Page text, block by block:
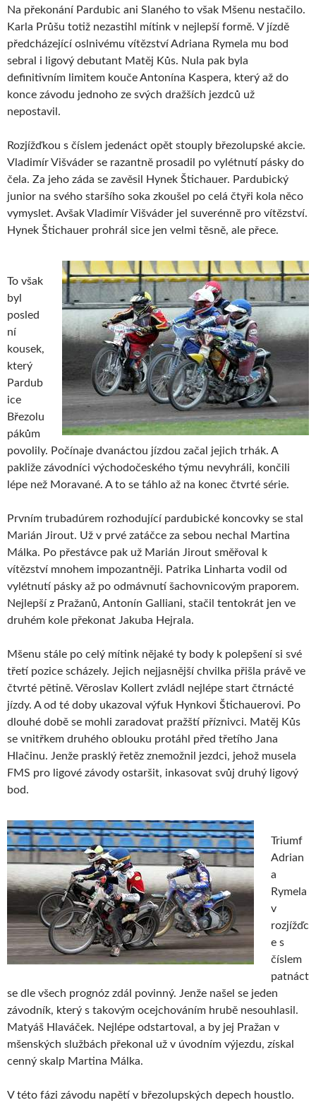
Na překonání Pardubic ani Slaného to však Mšenu nestačilo.
Karla Průšu totiž nezastihl mítink v nejlepší formě. V jízdě
předcházející oslnivému vítězství Adriana Rymela mu bod
sebral i ligový debutant Matěj Kůs. Nula pak byla
definitivním limitem kouče Antonína Kaspera, který až do
konce závodu jednoho ze svých dražších jezdců už
nepostavil.
Rozjížďkou s číslem jedenáct opět stouply březolupské akcie.
Vladimír Višváder se razantně prosadil po vylétnutí pásky do
čela. Za jeho záda se zavěsil Hynek Štichauer. Pardubický
junior na svého staršího soka zkoušel po celá čtyři kola něco
vymyslet. Avšak Vladimír Višváder jel suverénně pro vítězství.
Hynek Štichauer prohrál sice jen velmi těsně, ale přece.
To však
byl
posled
ní
kousek,
který
Pardub
ice
Březolu
pákům
povolily. Počínaje dvanáctou jízdou začal jejich trhák. A
pakliže závodníci východočeského týmu nevyhráli, končili
lépe než Moravané. A to se táhlo až na konec čtvrté série.
Prvním trubadúrem rozhodující pardubické koncovky se stal
Marián Jirout. Už v prvé zatáčce za sebou nechal Martina
Málka. Po přestávce pak už Marián Jirout směřoval k
vítězství mnohem impozantněji. Patrika Linharta vodil od
vylétnutí pásky až po odmávnutí šachovnicovým praporem.
Nejlepší z Pražanů, Antonín Galliani, stačil tentokrát jen ve
druhém kole překonat Jakuba Hejrala.
Mšenu stále po celý mítink nějaké ty body k polepšení si své
třetí pozice scházely. Jejich nejjasnější chvilka přišla právě ve
čtvrté pětině. Věroslav Kollert zvládl nejlépe start čtrnácté
jízdy. A od té doby ukazoval výfuk Hynkovi Štichauerovi. Po
dlouhé době se mohli zaradovat pražští příznivci. Matěj Kůs
se vnitřkem druhého oblouku protáhl před třetího Jana
Hlačinu. Jenže prasklý řetěz znemožnil jezdci, jehož musela
FMS pro ligové závody ostaršit, inkasovat svůj druhý ligový
bod.
Triumf
Adrian
a
Rymela
v
rozjížďc
e s
číslem
patnáct
se dle všech prognóz zdál povinný. Jenže našel se jeden
závodník, který s takovým ocejchováním hrubě nesouhlasil.
Matyáš Hlaváček. Nejlépe odstartoval, a by jej Pražan v
mšenských službách překonal už v úvodním výjezdu, získal
cenný skalp Martina Málka.
V této fázi závodu napětí v březolupských depech houstlo.